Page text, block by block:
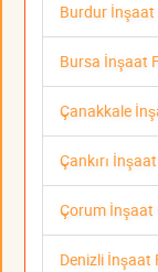
Burdur İnşaat
Bursa İnşaat
Çanakkale
Çankırı
Çorum İnşaat
Denizli İnşaat